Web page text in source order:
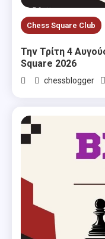
Chess Square Club
Την Τρίτη 4
Square 2026
chessblogger